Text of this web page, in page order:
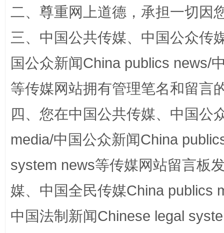
二、尊重网上道德，承担一切因
三、中国公共传媒、中国公众传
国公众新闻China publics news/
等传媒网站拥有管理笔名和留言
四、您在中国公共传媒、中国公
media/中国公众新闻China
system news等传媒网站留言板
媒、中国全民传媒China publics
中国法制新闻Chinese legal